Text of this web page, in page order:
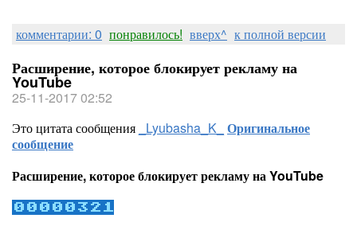
комментарии: 0 понравилось! вверх^ к полной версии
Расширение, которое блокирует рекламу на
YouTube
25-11-2017 02:52
Это цитата сообщения
_Lyubasha_K_ Оригинальное
сообщение
Расширение, которое блокирует рекламу на YouTube